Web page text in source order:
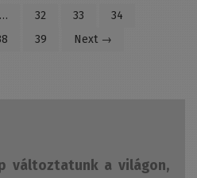
… 32 33
34
39 Next →
változtatunk a világon,